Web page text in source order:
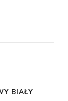
BIAŁY